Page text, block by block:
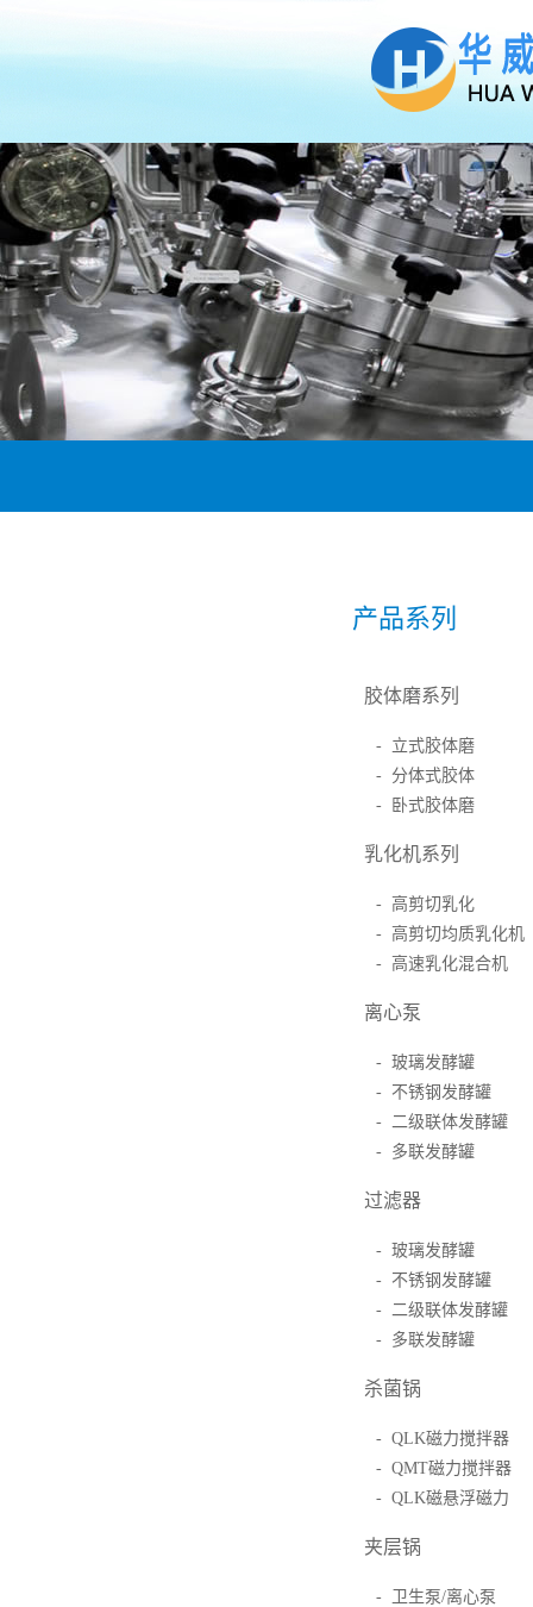
产品系列
胶体磨系列
- 立式胶体磨
- 分体式胶体
- 卧式胶体磨
乳化机系列
- 高剪切乳化
- 高剪切均质乳化机
- 高速乳化混合机
离心泵
- 玻璃发酵罐
- 不锈钢发酵罐
- 二级联体发酵罐
- 多联发酵罐
过滤器
- 玻璃发酵罐
- 不锈钢发酵罐
- 二级联体发酵罐
- 多联发酵罐
杀菌锅
- QLK磁力搅拌器
- QMT磁力搅拌器
- QLK磁悬浮磁力
夹层锅
- 卫生泵/离心泵